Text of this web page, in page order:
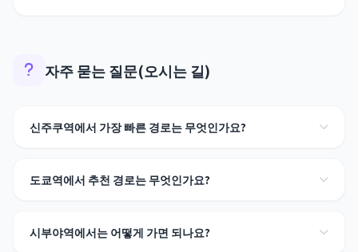
자주 묻는 질문(오시는 길)
신주쿠역에서 가장 빠른 경로는 무엇인가요?
도쿄역에서 추천 경로는 무엇인가요?
시부야역에서는 어떻게 가면 되나요?